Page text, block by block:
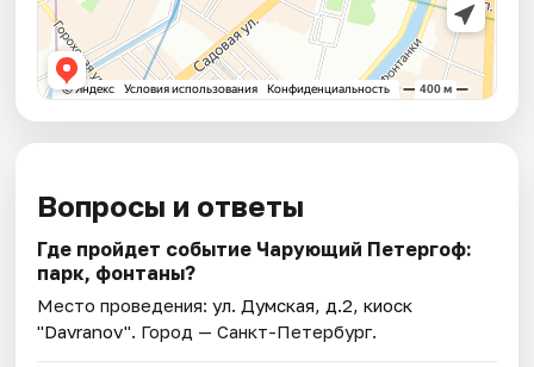
Вопросы и ответы
Где пройдет событие Чарующий Петергоф:
парк, фонтаны?
Место проведения:ул. Думская, д.2, киоск
"Davranov". Город — Санкт-Петербург.